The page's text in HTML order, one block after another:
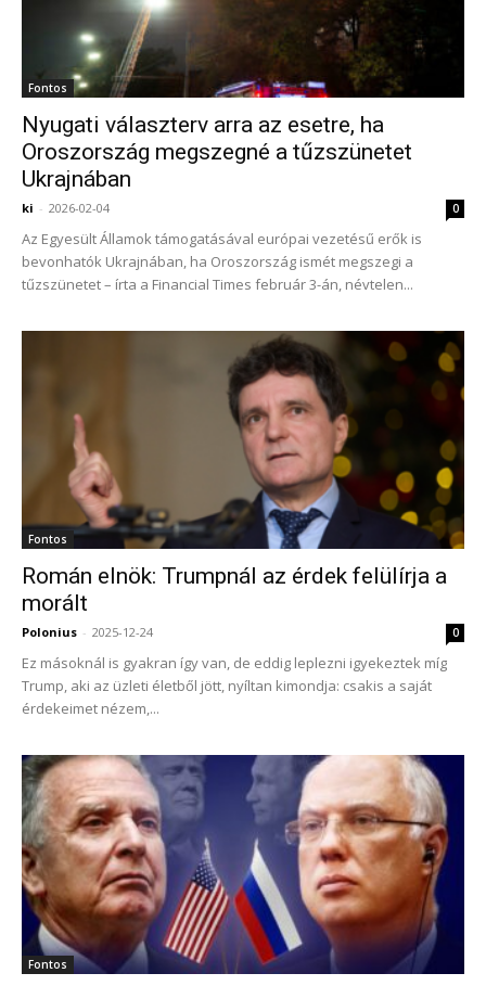
Fontos
Nyugati választerv arra az esetre, ha
Oroszország megszegné a tűzszünetet
Ukrajnában
ki - 2026-02-04 0
Az Egyesült Államok támogatásával európai vezetésű erők is
bevonhatók Ukrajnában, ha Oroszország ismét megszegi a
tűzszünetet – írta a Financial Times február 3-án, névtelen...
Fontos
Román elnök: Trumpnál az érdek felülírja a
morált
Polonius - 2025-12-24 0
Ez másoknál is gyakran így van, de eddig leplezni igyekeztek míg
Trump, aki az üzleti életből jött, nyíltan kimondja: csakis a saját
érdekeimet nézem,...
Fontos